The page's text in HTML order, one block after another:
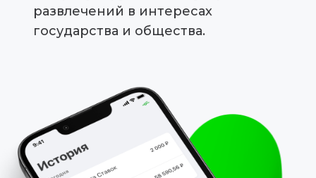
развлечений в интересах
государства и общества.